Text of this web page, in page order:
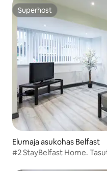
Superhost
Superhost
Elumaja asukohas Belfast
#2